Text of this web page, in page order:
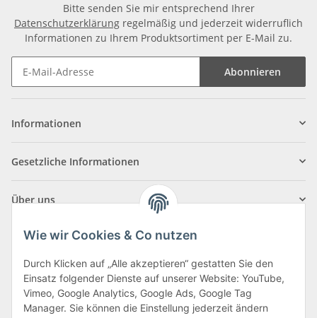
Bitte senden Sie mir entsprechend Ihrer
Datenschutzerklärung regelmäßig und jederzeit widerruflich
Informationen zu Ihrem Produktsortiment per E-Mail zu.
Abonnieren
Informationen
Gesetzliche Informationen
Über uns
Klagenfurter Straße 29
9556 Liebenfels
Wie wir Cookies & Co nutzen
Durch Klicken auf „Alle akzeptieren“ gestatten Sie den
Einsatz folgender Dienste auf unserer Website: YouTube,
Vimeo, Google Analytics, Google Ads, Google Tag
Manager. Sie können die Einstellung jederzeit ändern